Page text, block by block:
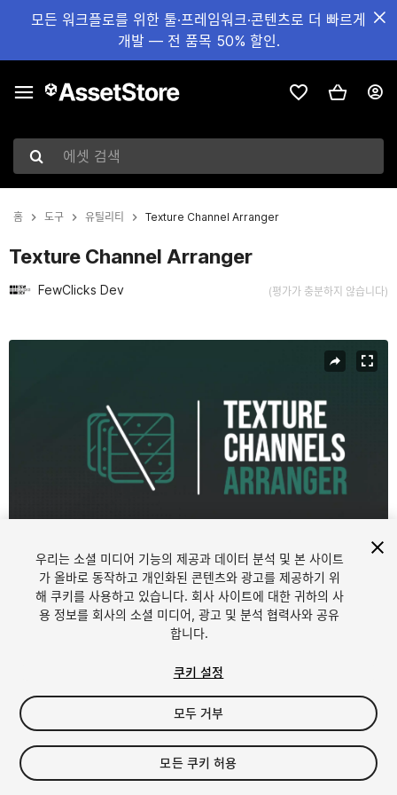
모든 워크플로를 위한 툴·프레임워크·콘텐츠로 더 빠르게
개발 — 전 품목 50% 할인.
에셋 검색
홈 도구 유틸리티 Texture Channel Arranger
Texture Channel Arranger
FewClicks Dev (평가가 충분하지 않습니다)
1/5
$19
Seat
우리는 소셜 미디어 기능의 제공과 데이터 분석 및 본 사이트
가 올바로 동작하고 개인화된 콘텐츠와 광고를 제공하기 위
해 쿠키를 사용하고 있습니다. 회사 사이트에 대한 귀하의 사
용 정보를 회사의 소셜 미디어, 광고 및 분석 협력사와 공유
합니다.
쿠키 설정
모두 거부
모든 쿠키 허용